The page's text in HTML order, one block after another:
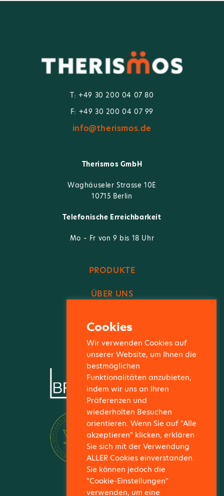
T: +49 30 200 04 07 80
F: +49 30 200 04 07 99
info@therismos.de
Therismos GmbH
Waghäuseler Strasse 10E
10715 Berlin
Telefonische Erreichbarkeit
Mo – Fr von 9 bis 18 Uhr
PRODUKTE
ÜBER UNS
KONTAKT
Cookies
Wir verwenden Cookies auf
unserer Website, um Ihnen die
bestmöglichen
Funktionalitäten anzubieten,
indem wir uns an Ihren
Präferenzen und
wiederholten Besuchen
orientieren. Wenn Sie auf "Alle
akzeptieren" klicken, erklären
Sie sich mit der Verwendung
ALLER Cookies einverstanden.
Sie können jedoch die
"Cookie-Einstellungen"
verwenden, um eine